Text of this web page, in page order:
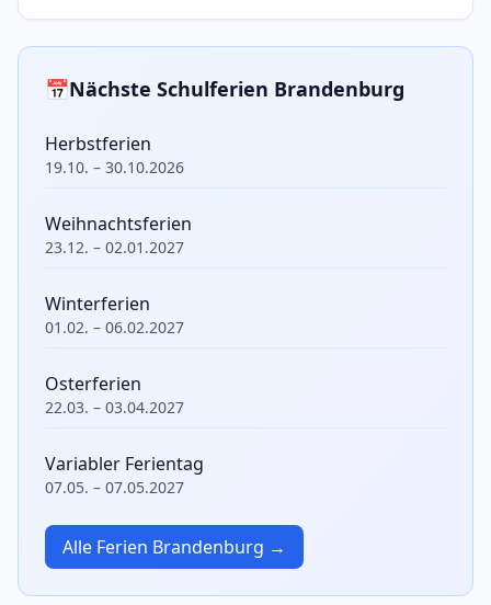
📅Nächste Schulferien Brandenburg
Herbstferien
19.10. – 30.10.2026
Weihnachtsferien
23.12. – 02.01.2027
Winterferien
01.02. – 06.02.2027
Osterferien
22.03. – 03.04.2027
Variabler Ferientag
07.05. – 07.05.2027
Alle Ferien Brandenburg →